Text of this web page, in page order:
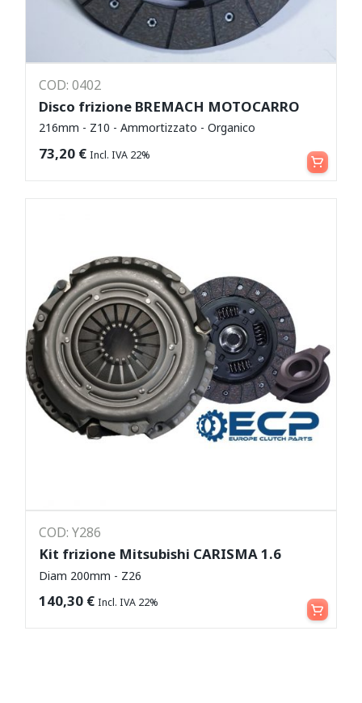
COD: 0402
Disco frizione BREMACH MOTOCARRO
216mm - Z10 - Ammortizzato - Organico
73,20 € Incl. IVA 22% Aggiungi al carrello
COD: Y286
Kit frizione Mitsubishi CARISMA 1.6
Diam 200mm - Z26
140,30 € Incl. IVA 22% Aggiungi al carrello